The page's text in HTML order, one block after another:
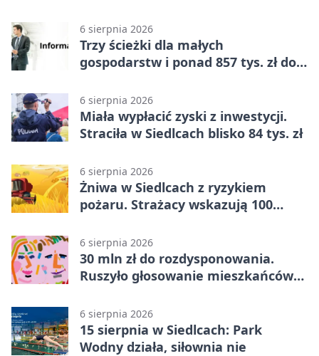
6 sierpnia 2026
Trzy ścieżki dla małych
gospodarstw i ponad 857 tys. zł do
6 sierpnia 2026
Miała wypłacić zyski z inwestycji.
Straciła w Siedlcach blisko 84 tys. zł
6 sierpnia 2026
Żniwa w Siedlcach z ryzykiem
pożaru. Strażacy wskazują 100
6 sierpnia 2026
30 mln zł do rozdysponowania.
Ruszyło głosowanie mieszkańców
6 sierpnia 2026
15 sierpnia w Siedlcach: Park
Wodny działa, siłownia nie